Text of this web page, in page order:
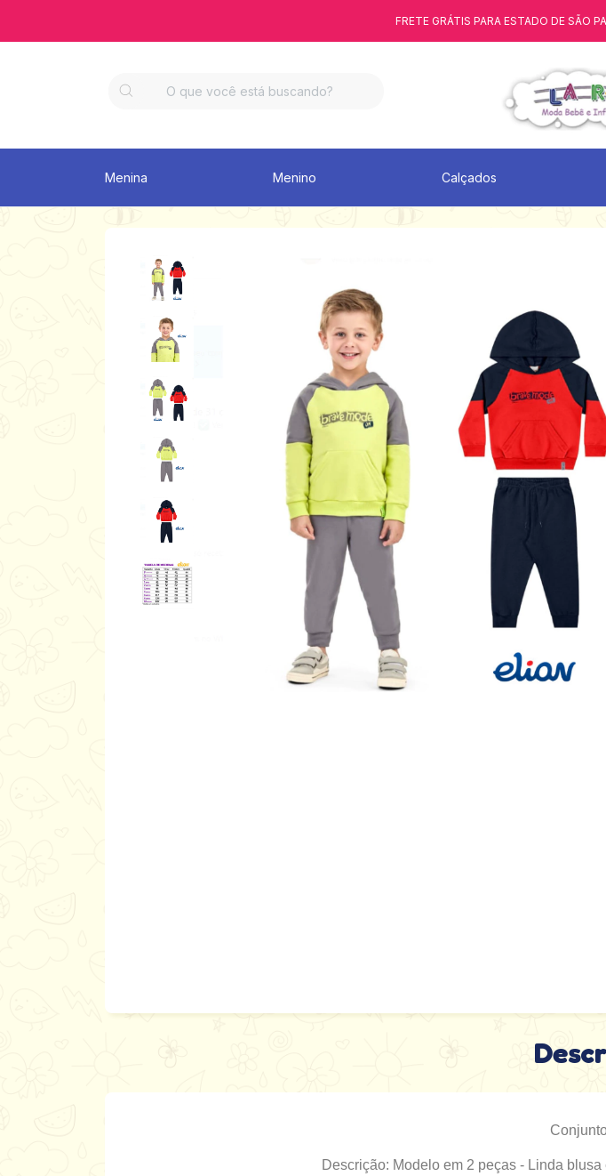
FRETE GRÁTIS PARA ESTADO DE SÃO
Menina Menino Calçados
Descrição: Modelo em 2 peças - Linda